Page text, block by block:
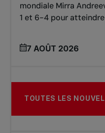
mondiale Mirra
1 et 6-4 pour atteindre
7 AOÛT 2026
TOUTES LES